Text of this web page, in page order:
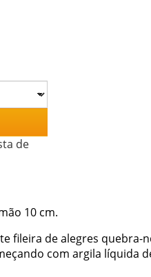
de
10 cm.
fileira de alegres quebra-
com argila líquida